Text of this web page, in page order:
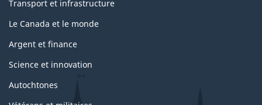
Transport et infrastructure
Le Canada et le monde
Argent et finance
Science et innovation
Autochtones